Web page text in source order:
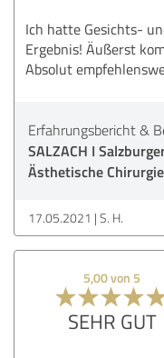
Ich hatte Gesichts-
Ergebnis! Äußerst
Absolut
Erfahrungsbericht &
SALZACH I
Ästhetische Chirurgie
17.05.2021 S. H.
5,00 von 5
SEHR GUT